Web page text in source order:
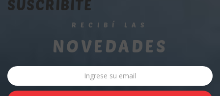
SUSCRIBITE
RECIBÍ LAS
NOVEDADES